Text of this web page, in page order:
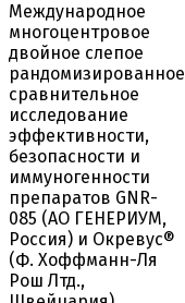
Международное
многоцентровое
двойное слепое
рандомизированное
сравнительное
исследование
эффективности,
безопасности и
иммуногенности
препаратов GNR-
085 (АО ГЕНЕРИУМ,
Россия) и Окревус®
(Ф. Хоффманн-Ля
Рош Лтд.,